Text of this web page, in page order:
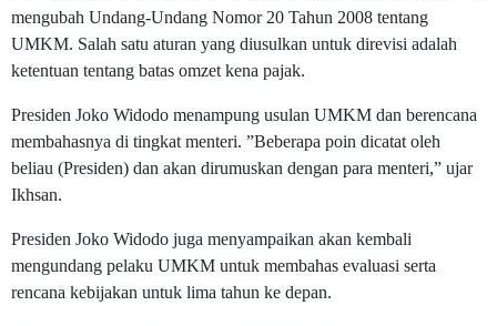
mengubah Undang-Undang Nomor 20 Tahun 2008 tentang
UMKM. Salah satu aturan yang diusulkan untuk direvisi adalah
ketentuan tentang batas omzet kena pajak.
Presiden Joko Widodo menampung usulan UMKM dan berencana
membahasnya di tingkat menteri. ”Beberapa poin dicatat oleh
beliau (Presiden) dan akan dirumuskan dengan para menteri,” ujar
Ikhsan.
Presiden Joko Widodo juga menyampaikan akan kembali
mengundang pelaku UMKM untuk membahas evaluasi serta
rencana kebijakan untuk lima tahun ke depan.